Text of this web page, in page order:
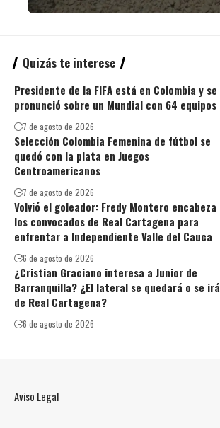
Quizás te interese
Presidente de la FIFA está en Colombia y se
pronunció sobre un Mundial con 64 equipos
7 de agosto de 2026
Selección Colombia Femenina de fútbol se
quedó con la plata en Juegos
Centroamericanos
7 de agosto de 2026
Volvió el goleador: Fredy Montero encabeza
los convocados de Real Cartagena para
enfrentar a Independiente Valle del Cauca
6 de agosto de 2026
¿Cristian Graciano interesa a Junior de
Barranquilla? ¿El lateral se quedará o se irá
de Real Cartagena?
6 de agosto de 2026
Aviso Legal